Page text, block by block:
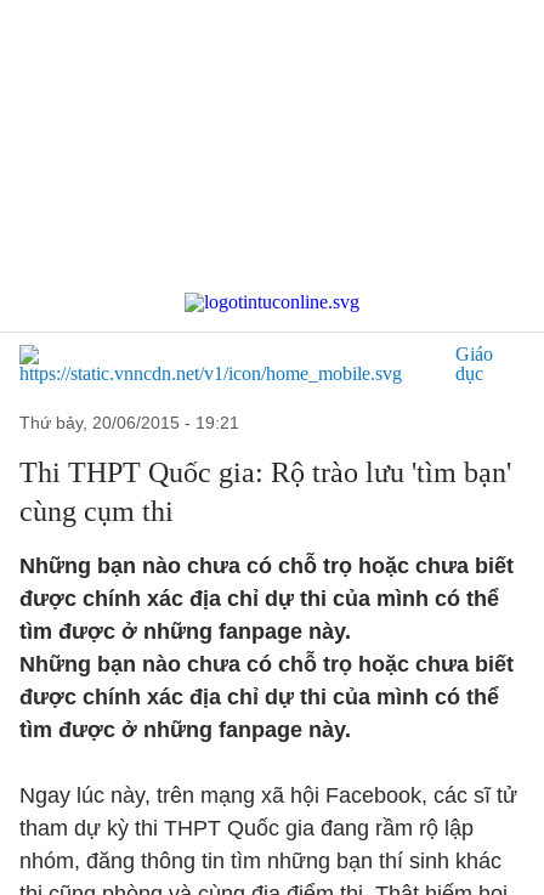
Giáo
dục
thứ bảy, 20/06/2015 - 19:21
Thi THPT Quốc gia: Rộ trào lưu 'tìm bạn'
cùng cụm thi
Những bạn nào chưa có chỗ trọ hoặc chưa biết
được chính xác địa chỉ dự thi của mình có thể
tìm được ở những fanpage này.
Những bạn nào chưa có chỗ trọ hoặc chưa biết
được chính xác địa chỉ dự thi của mình có thể
tìm được ở những fanpage này.
Ngay lúc này, trên mạng xã hội Facebook, các sĩ tử
tham dự kỳ thi THPT Quốc gia đang rầm rộ lập
nhóm, đăng thông tin tìm những bạn thí sinh khác